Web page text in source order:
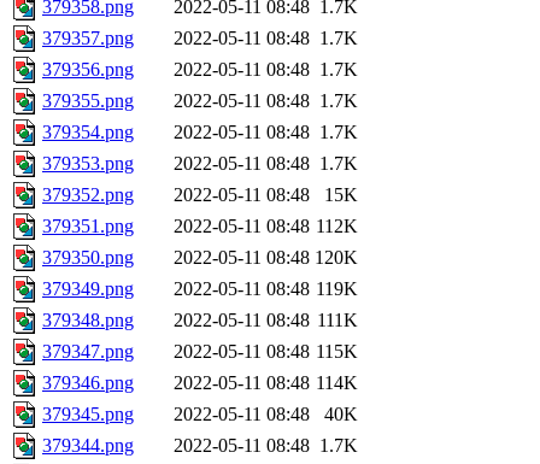
379358.png 2022-05-11 08:48 1.7K
379357.png
2022-05-11 08:48 1.7K
379356.png
2022-05-11 08:48 1.7K
379355.png
2022-05-11 08:48 1.7K
379354.png
2022-05-11 08:48 1.7K
379353.png
2022-05-11 08:48 1.7K
379352.png
2022-05-11 08:48
15K
379351.png
2022-05-11 08:48 112K
379350.png
2022-05-11 08:48 120K
379349.png
2022-05-11 08:48 119K
379348.png
2022-05-11 08:48 111K
379347.png
2022-05-11 08:48 115K
379346.png
2022-05-11 08:48 114K
379345.png
2022-05-11 08:48
40K
379344.png
2022-05-11 08:48 1.7K